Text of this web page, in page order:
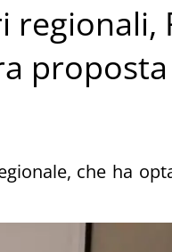
regionali,
proposta
che ha